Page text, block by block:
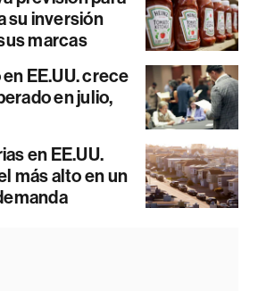
su inversión
marcas
EE.UU. crece
en julio,
en EE.UU.
más alto en un